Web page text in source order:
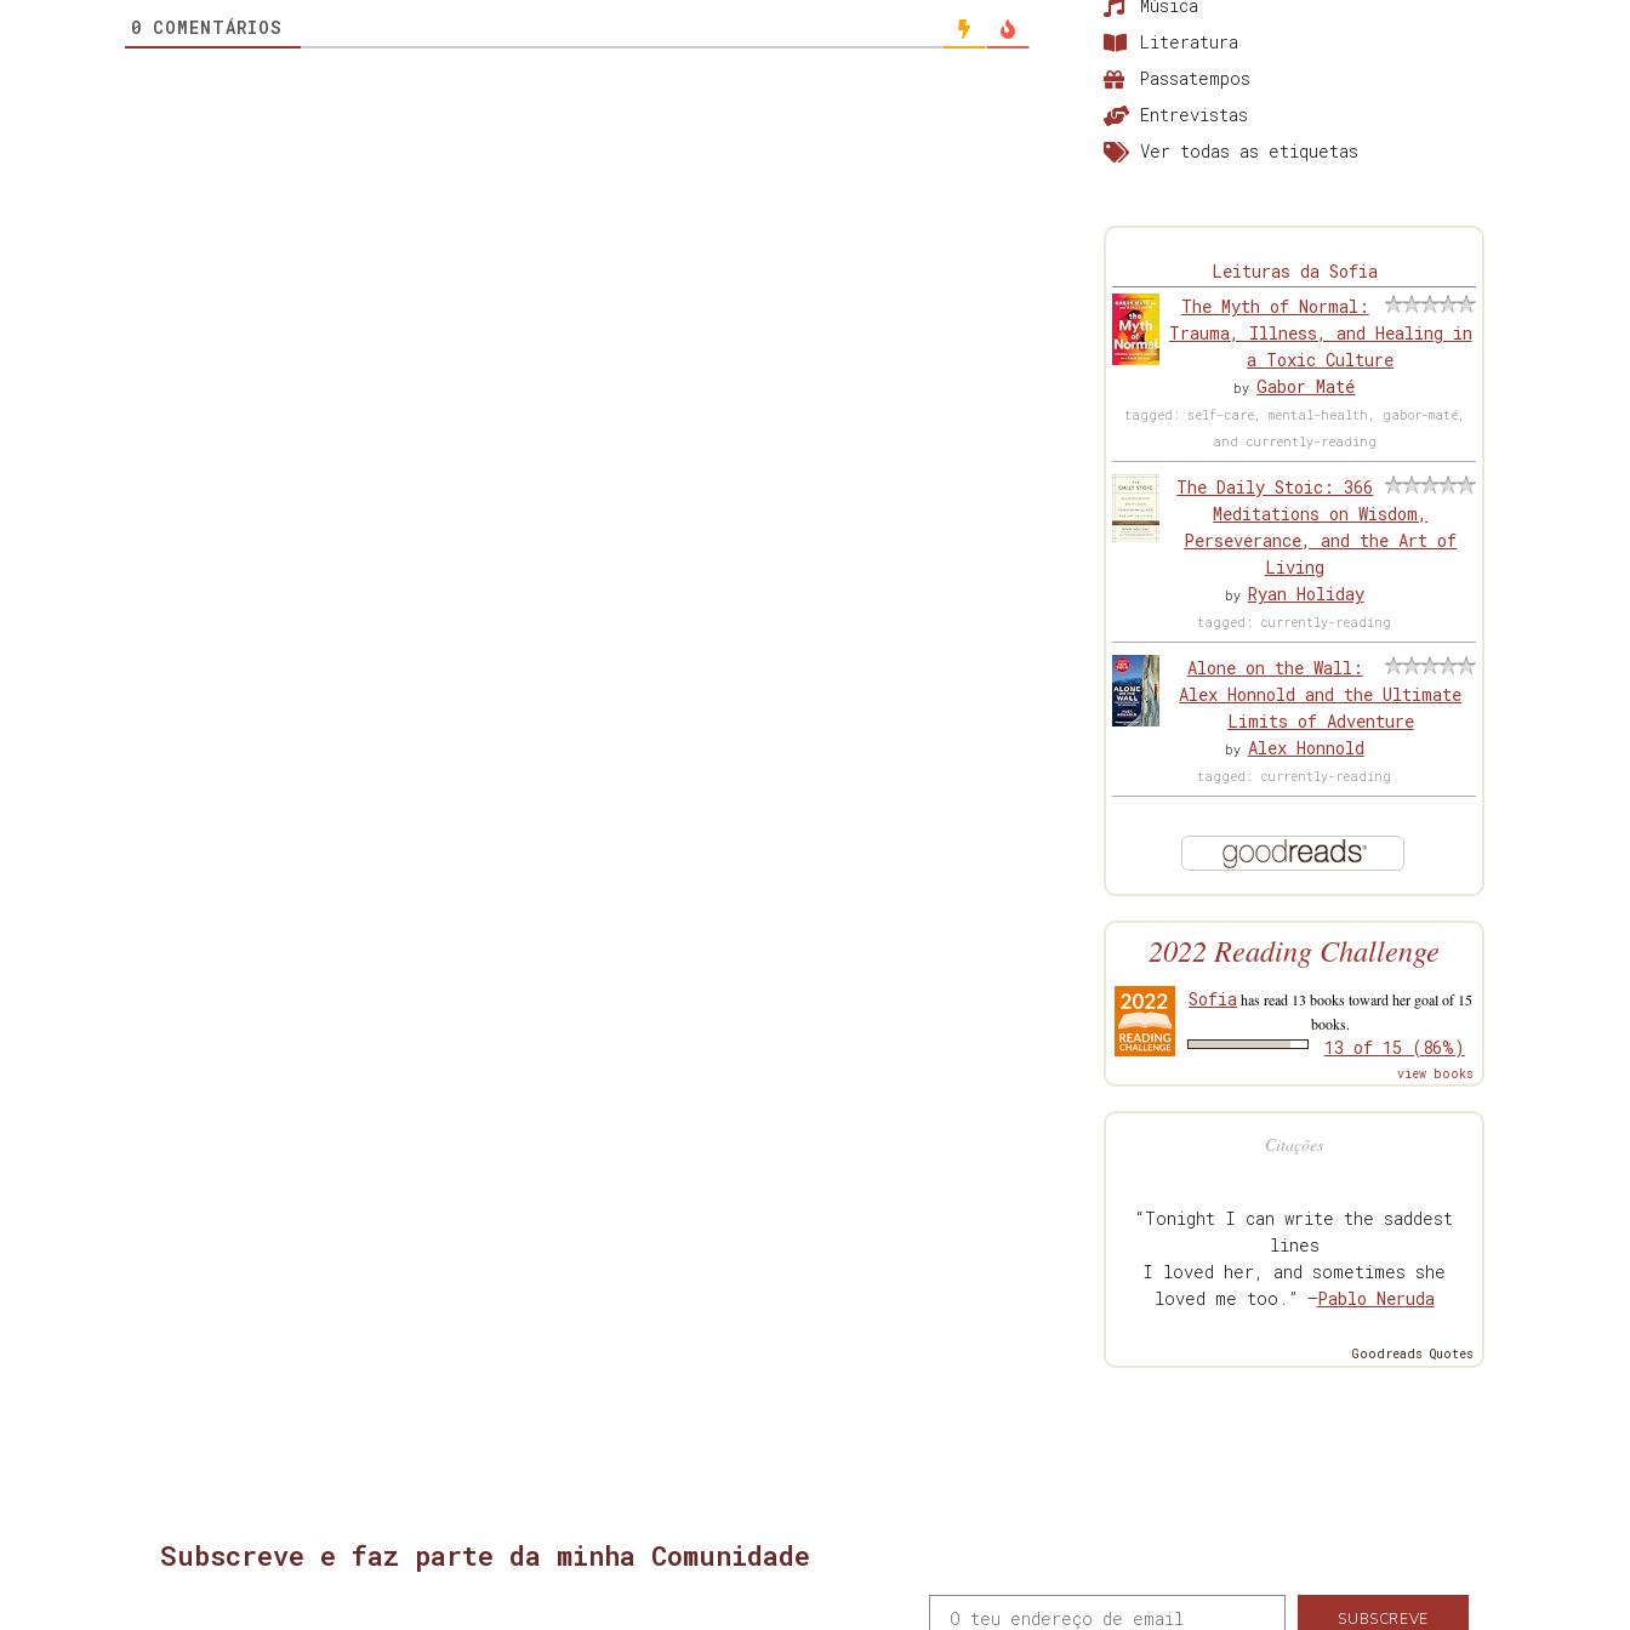
0 COMENTÁRIOS
Música
Literatura
Passatempos
Entrevistas
Ver todas as etiquetas
Leituras da Sofia
The Myth of Normal:
Trauma, Illness, and Healing in
a Toxic Culture
byGabor Maté
tagged: self-care, mental-health, gabor-maté,
and currently-reading
The Daily Stoic: 366
Meditations on Wisdom,
Perseverance, and the Art of
Living
by Ryan Holiday
tagged: currently-reading
Alone on the Wall:
Alex Honnold and the Ultimate
Limits of Adventure
by Alex Honnold
tagged: currently-reading
2022 Reading Challenge
Sofiahas read 13 books toward her goal of 15
books.
13 of 15 (86%)
view books
Citações
“Tonight I can write the saddest
lines
I loved her, and sometimes she
loved me too.” —Pablo Neruda
Goodreads Quotes
Subscreve e faz parte da minha Comunidade
SUBSCREVE